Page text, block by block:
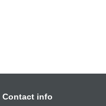
Contact info